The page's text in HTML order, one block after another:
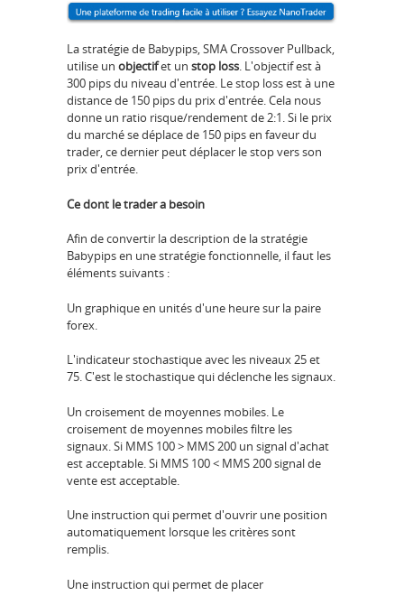
La stratégie de Babypips, SMA Crossover Pullback,
utilise un objectifet un stop loss. L'objectif est à
300 pips du niveau d'entrée. Le stop loss est à une
distance de 150 pips du prix d'entrée. Cela nous
donne un ratio risque/rendement de 2:1. Si le prix
du marché se déplace de 150 pips en faveur du
trader, ce dernier peut déplacer le stop vers son
prix d'entrée.
Ce dont le trader a besoin
Afin de convertir la description de la stratégie
Babypips en une stratégie fonctionnelle, il faut les
éléments suivants :
Un graphique en unités d'une heure sur la paire
forex.
L'indicateur stochastique avec les niveaux 25 et
75. C'est le stochastique qui déclenche les signaux.
Un croisement de moyennes mobiles. Le
croisement de moyennes mobiles filtre les
signaux. Si MMS 100 > MMS 200 un signal d'achat
est acceptable. Si MMS 100 < MMS 200 signal de
vente est acceptable.
Une instruction qui permet d'ouvrir une position
automatiquement lorsque les critères sont
remplis.
Une instruction qui permet de placer